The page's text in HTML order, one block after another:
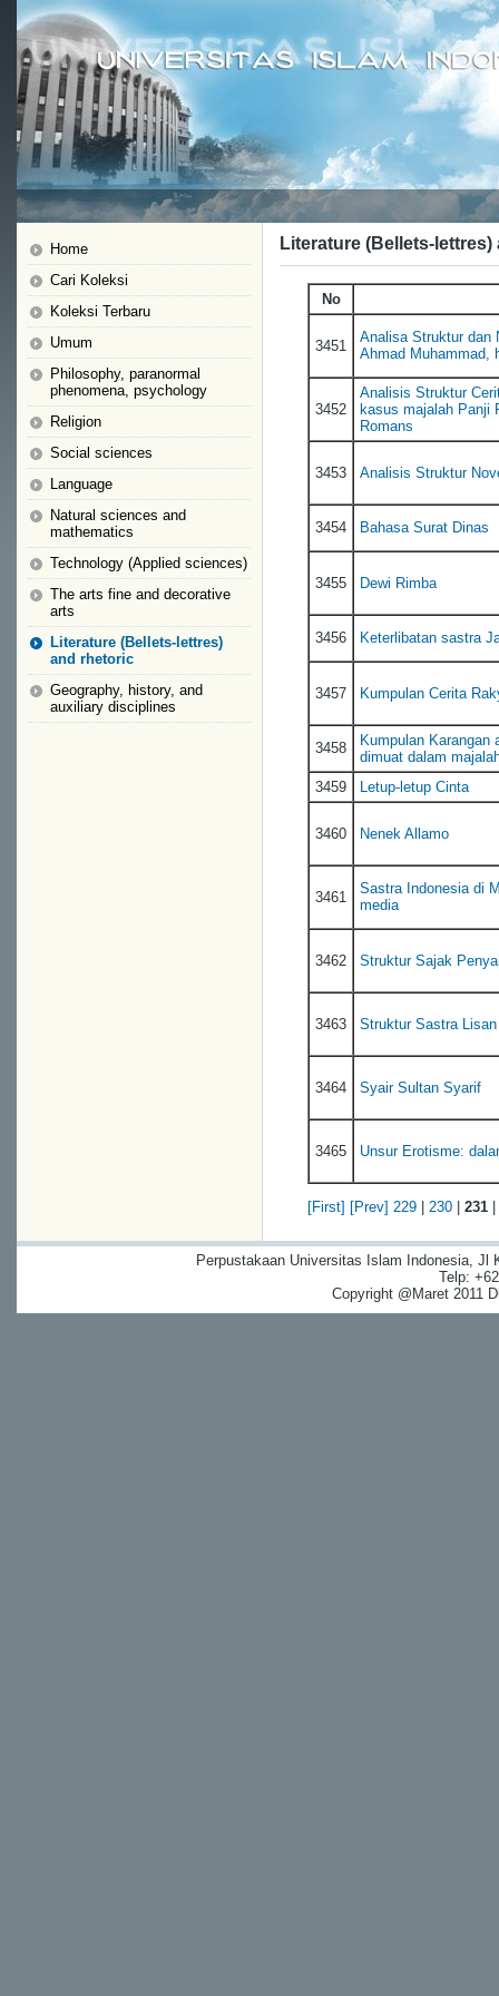
Home
Cari Koleksi
Koleksi Terbaru
Umum
Philosophy, paranormal
phenomena, psychology
Religion
Social sciences
Language
Natural sciences and
mathematics
Technology (Applied sciences)
The arts fine and decorative
arts
Literature (Bellets-lettres)
and rhetoric
Geography, history, and
auxiliary disciplines
Literature (Bellets-
No
3451
Analisa Struktur dan
Ahmad Muhammad,
3452
Analisis Struktur
kasus majalah Panji
Romans
3453 Analisis Struktur
3454 Bahasa Surat Dinas
3455 Dewi Rimba
3456 Keterlibatan sastra
3457 Kumpulan Cerita
3458
Kumpulan
dimuat dalam
3459
Letup-letup Cinta
3460 Nenek Allamo
3461
Sastra Indonesia di
media
3462 Struktur Sajak
3463 Struktur Sastra
3464 Syair Sultan Syarif
3465 Unsur Erotisme:
[First] [Prev] 229 230 231
Perpustakaan Universitas Islam Indonesia, Jl
Telp:
Copyright @Maret 2011